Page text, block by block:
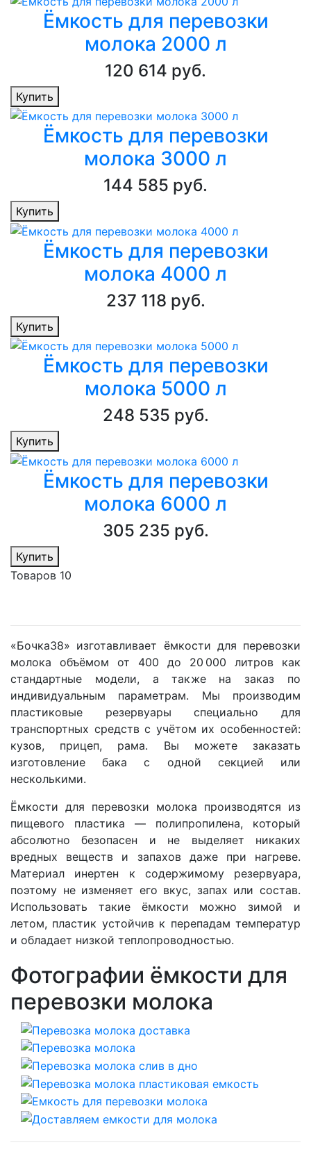
Ёмкость для перевозки
молока 2000 л
120 614 руб.
Купить
Ёмкость для перевозки
молока 3000 л
144 585 руб.
Купить
Ёмкость для перевозки
молока 4000 л
237 118 руб.
Купить
Ёмкость для перевозки
молока 5000 л
248 535 руб.
Купить
Ёмкость для перевозки
молока 6000 л
305 235 руб.
Купить
Товаров 10
«Бочка38» изготавливает ёмкости для перевозки
молока объёмом от 400 до 20 000 литров как
стандартные модели, а также на заказ по
индивидуальным параметрам. Мы производим
пластиковые резервуары специально для
транспортных средств с учётом их особенностей:
кузов, прицеп, рама. Вы можете заказать
изготовление бака с одной секцией или
несколькими.
Ёмкости для перевозки молока производятся из
пищевого пластика — полипропилена, который
абсолютно безопасен и не выделяет никаких
вредных веществ и запахов даже при нагреве.
Материал инертен к содержимому резервуара,
поэтому не изменяет его вкус, запах или состав.
Использовать такие ёмкости можно зимой и
летом, пластик устойчив к перепадам температур
и обладает низкой теплопроводностью.
Фотографии ёмкости для
перевозки молока